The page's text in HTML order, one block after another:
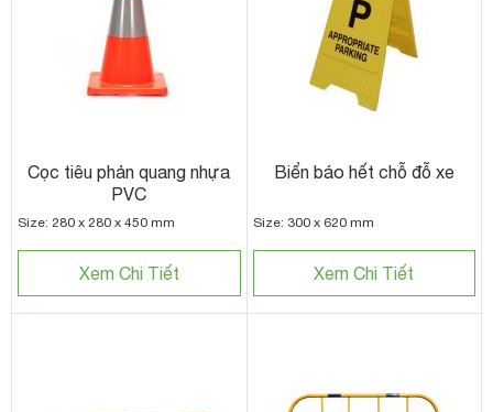
Cọc tiêu phản quang nhựa
PVC
Size: 280 x 280 x 450 mm
Xem Chi Tiết
Biển báo hết chỗ đỗ xe
Size: 300 x 620 mm
Xem Chi Tiết